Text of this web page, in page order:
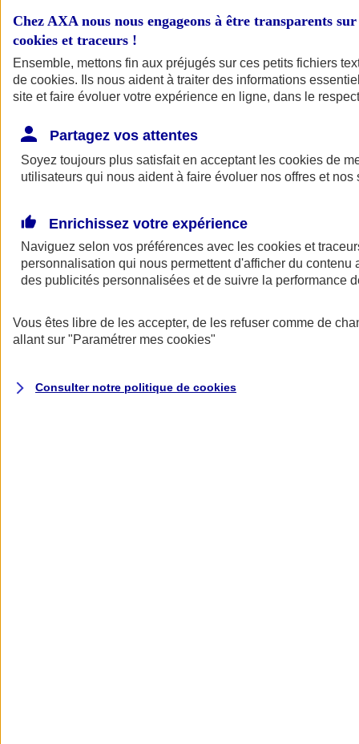
AXA Assurance
Chez AXA nous nous engageons à être transparents
cookies et traceurs !
Ensemble, mettons fin aux préjugés sur ces petits fichiers
de cookies. Ils nous aident à traiter des informations
site et faire évoluer votre expérience en ligne, dans le
Partagez vos attentes
Soyez toujours plus satisfait en acceptant les cookies de
utilisateurs qui nous aident à faire évoluer nos offres et nos
Enrichissez votre expérience
Naviguez selon vos préférences avec les cookies et
personnalisation qui nous permettent d'afficher du contenu
des publicités personnalisées et de suivre la performance
Vous êtes libre de les accepter, de les refuser comme de
allant sur "Paramétrer mes cookies"
Consulter notre politique de cookies